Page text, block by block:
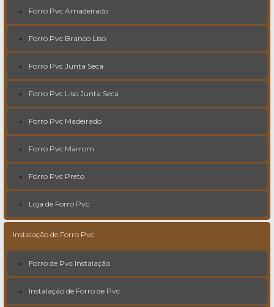
Forro Pvc Amadeirado
Forro Pvc Branco Liso
Forro Pvc Junta Seca
Forro Pvc Liso Junta Seca
Forro Pvc Madeirado
Forro Pvc Marrom
Forro Pvc Preto
Loja de Forro Pvc
Instalação de Forro Pvc
Forro de Pvc Instalação
Instalação de Forro de Pvc